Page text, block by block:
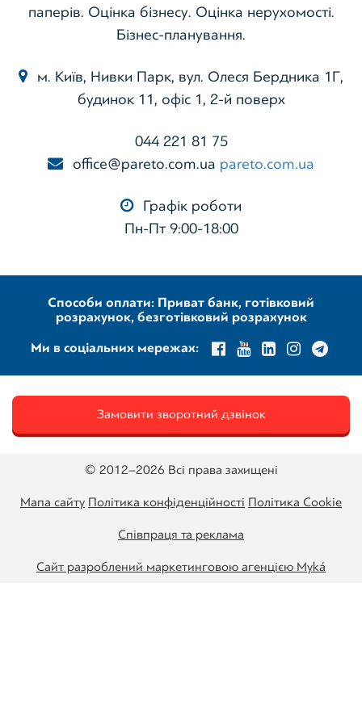
паперів. Оцінка бізнесу. Оцінка нерухомості.
Бізнес-планування.
м. Київ, Нивки Парк, вул. Олеся Бердника 1Г,
будинок 11, офіс 1, 2-й поверх
044 221 81 75
office@pareto.com.ua pareto.com.ua
Графік роботи
Пн-Пт 9:00-18:00
Способи оплати: Приват банк, готівковий
розрахунок, безготівковий розрахунок
Ми в соціальних мережах:
Замовити зворотний дзвінок
© 2012–2026 Всі права захищені
Мапа сайту Політика конфіденційності Політика Cookie
Співпраця та реклама
Сайт разроблений маркетинговою агенцією Муká